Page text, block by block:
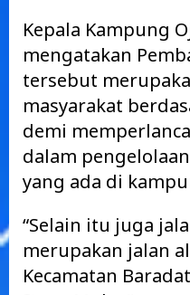
Kepala Kampung
mengatakan
tersebut
masyarakat
demi
dalam
yang ada di
“Selain itu juga
merupakan jalan
Kecamatan